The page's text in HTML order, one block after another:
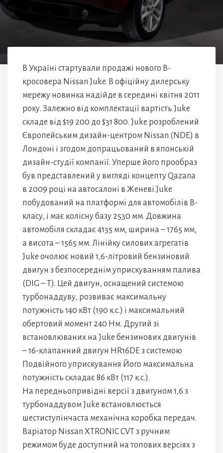
В Україні стартували продажі нового В-
кросовера Nissan Juke. В офіційну дилерську
мережу новинка надійде в середині квітня 2011
року. Залежно від комплектації вартість Juke
складе від $19 200 до $31 800. Juke розроблений
Європейським дизайн-центром Nissan (NDE) в
Лондоні і згодом допрацьований в японській
дизайн-студії компанії. Уперше його прообраз
був представлений у вигляді концепту Qazana
в 2009 році на автосалоні в Женеві.Juke
побудований на платформі для автомобілів В-
класу, і має колісну базу 2530 мм. Довжина
автомобіля складає 4135 мм, ширина – 1765 мм,
а висота – 1565 мм. Лінійку силових агрегатів
Juke очолює новий 1,6-літровий бензиновий
двигун з безпосереднім уприскуванням палива
(DIG – Т). Цей двигун, оснащений системою
турбонаддуву, розвиває максимальну
потужність 140 кВт (190 к.с.) і максимальний
обертовий момент 240 Нм. Другий зі
встановлюваних на Juke бензинових двигунів
– 16-клапанний двигун HR16DE з системою
Подвійного уприскування Його максимальна
потужність складає 86 кВт (117 к.с.).
На передньопривідні версії з двигуном 1,6 з
турбонаддувом Juke встановлюється
шестиступінчаста механічна коробка передач.
Варіатор Nissan XTRONIC CVT з ручним
режимом буде доступний на топових версіях з